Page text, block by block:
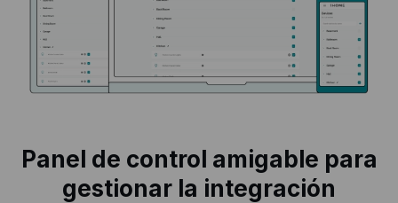
Panel de control amigable para
gestionar la integración